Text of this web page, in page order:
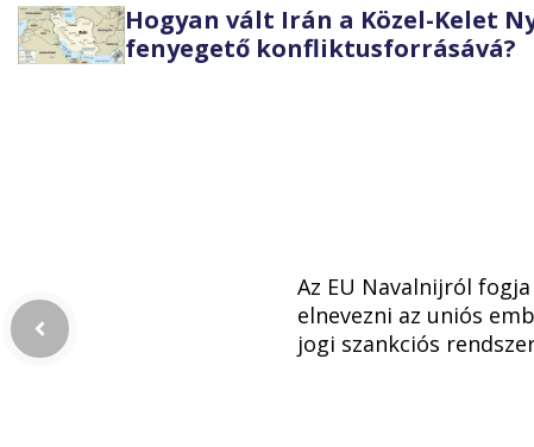
Hogyan vált Irán a Közel-Kelet
fenyegető konfliktusforrásává?
Az EU Navalnijról fogja
elnevezni az uniós
jogi szankciós